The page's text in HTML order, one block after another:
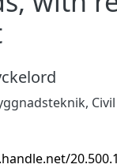
,